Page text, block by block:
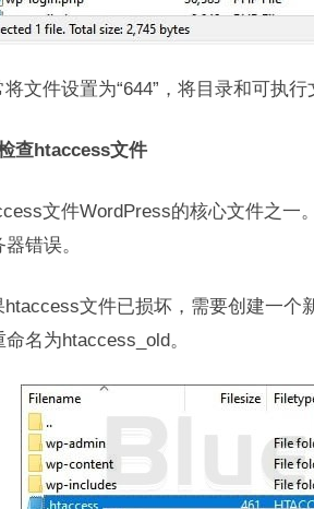
文件设置为“644”，将目录和可执行
查htaccess文件
文件WordPress的核心文件之一
错误。
htaccess文件已损坏，需要创建一个
命名为htaccess_old 。